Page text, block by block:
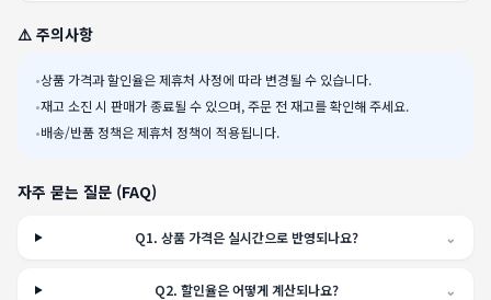
⚠️ 주의사항
•상품 가격과 할인율은 제휴처 사정에 따라 변경될 수 있습니다.
•재고 소진 시 판매가 종료될 수 있으며, 주문 전 재고를 확인해 주세요.
•배송/반품 정책은 제휴처 정책이 적용됩니다.
자주 묻는 질문 (FAQ)
Q1.상품 가격은 실시간으로 반영되나요? ⌄
Q2.할인율은 어떻게 계산되나요? ⌄